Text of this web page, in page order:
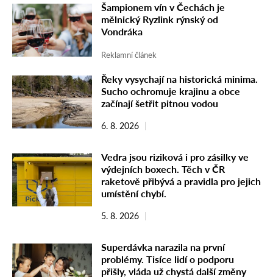
Šampionem vín v Čechách je
mělnický Ryzlink rýnský od
Vondráka
Reklamní článek
Řeky vysychají na historická minima.
Sucho ochromuje krajinu a obce
začínají šetřit pitnou vodou
6. 8. 2026
Vedra jsou riziková i pro zásilky ve
výdejních boxech. Těch v ČR
raketově přibývá a pravidla pro jejich
umístění chybí.
5. 8. 2026
Superdávka narazila na první
problémy. Tisíce lidí o podporu
přišly, vláda už chystá další změny